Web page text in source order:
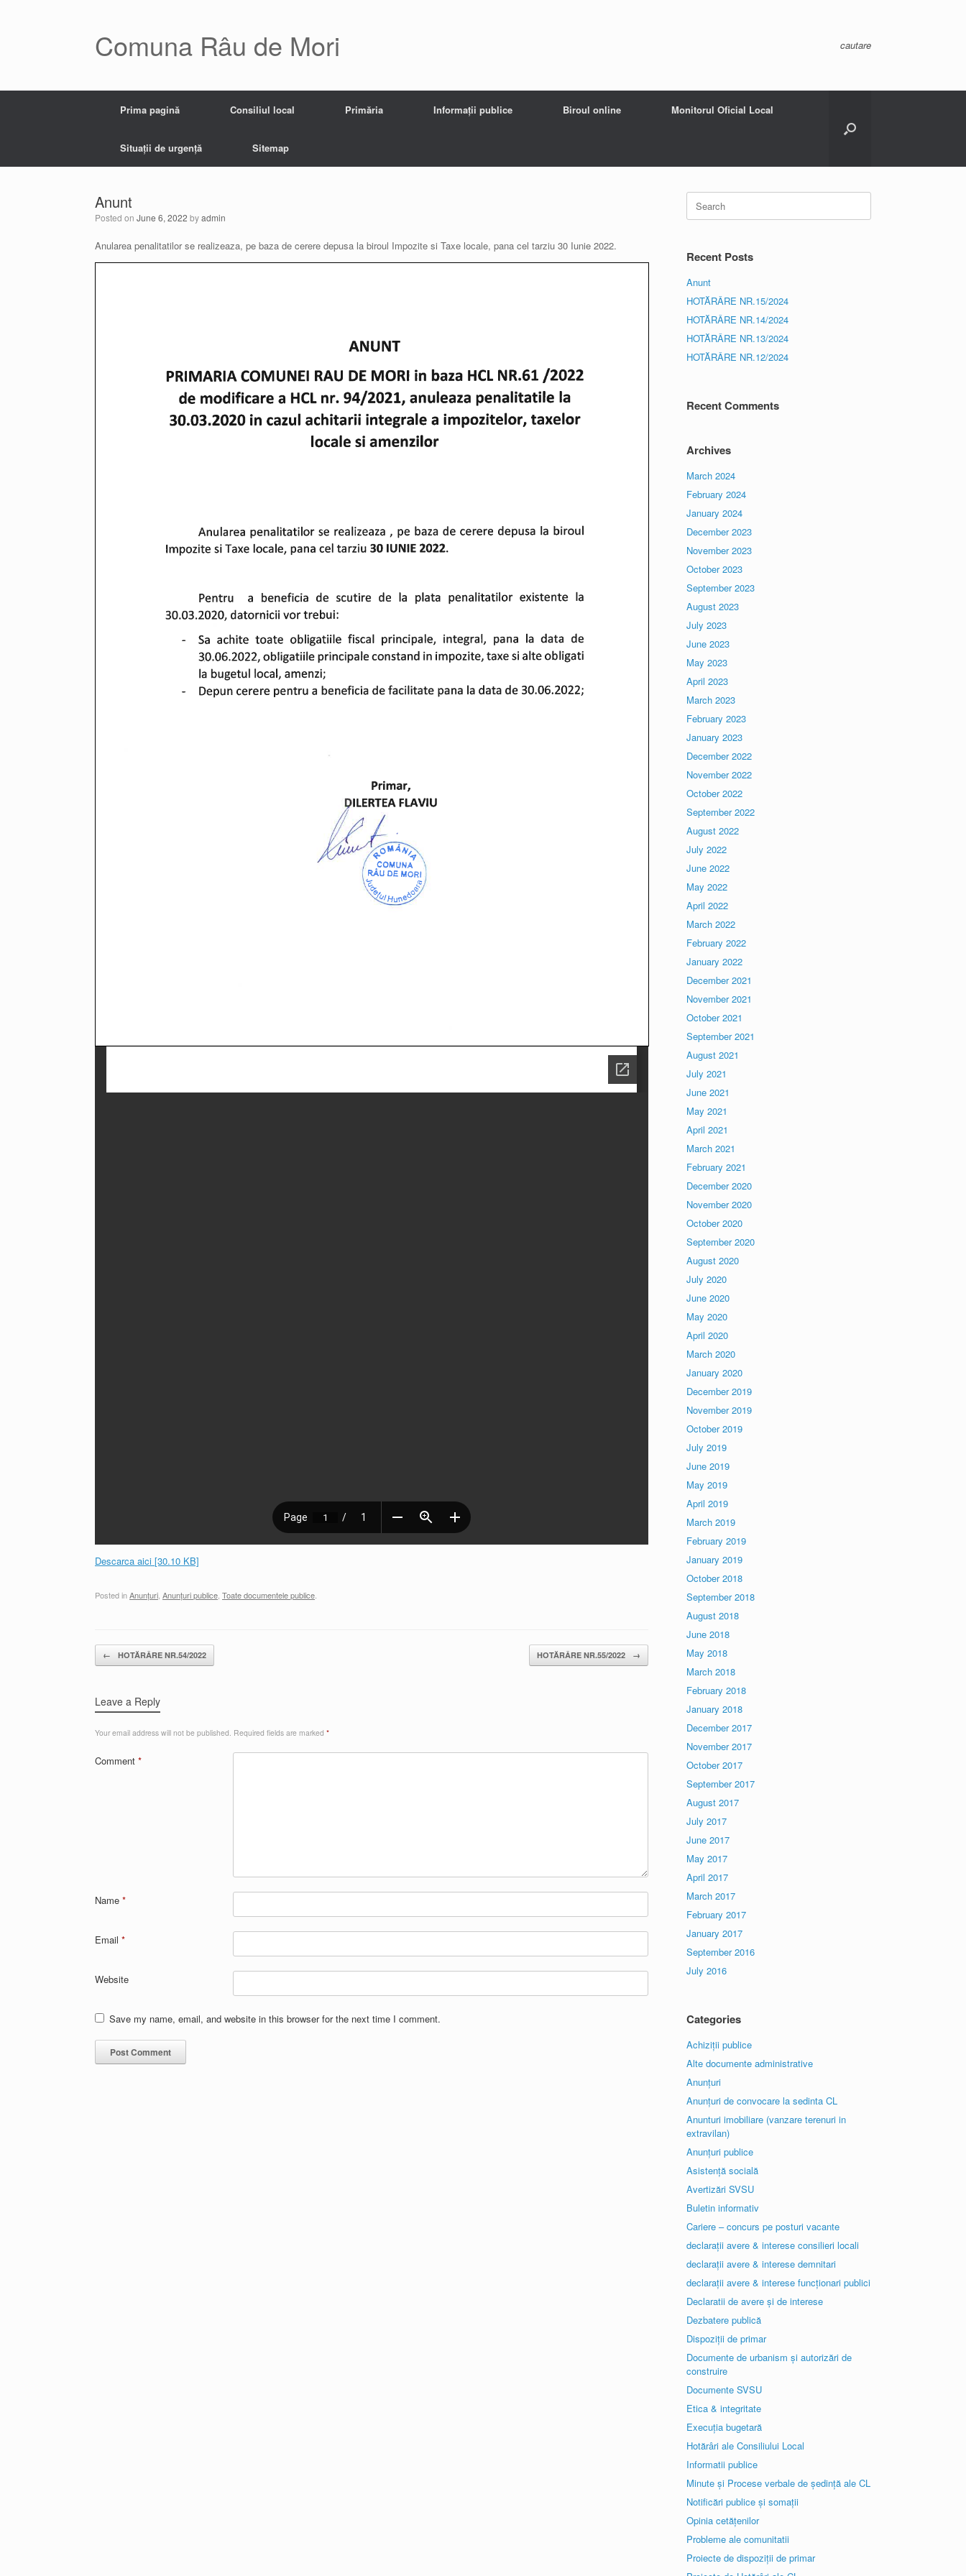
Comuna Râu de Mori cautare
Prima pagină Consiliul local Primăria Informații publice Biroul online Monitorul Oficial Local
Situații de urgență Sitemap
Anunt
Posted on June 6, 2022 byadmin
Anularea penalitatilor se realizeaza, pe baza de cerere depusa la biroul Impozite si Taxe locale, pana cel tarziu 30 Iunie 2022.
Descarca aici [30.10 KB]
Posted inAnunțuri Anunțuri publice Toate documentele publice
Post navigation
← HOTĂRÂRE NR.54/2022 HOTĂRÂRE NR.55/2022 →
Leave a Reply
Your email address will not be published. Required fields are marked *
Comment *
Name *
Email *
Website
Save my name, email, and website in this browser for the next time I comment.
Search
for:
Recent Posts
Anunt
HOTĂRÂRE NR.15/2024
HOTĂRÂRE NR.14/2024
HOTĂRÂRE NR.13/2024
HOTĂRÂRE NR.12/2024
Recent Comments
Archives
March 2024
February 2024
January 2024
December 2023
November 2023
October 2023
September 2023
August 2023
July 2023
June 2023
May 2023
April 2023
March 2023
February 2023
January 2023
December 2022
November 2022
October 2022
September 2022
August 2022
July 2022
June 2022
May 2022
April 2022
March 2022
February 2022
January 2022
December 2021
November 2021
October 2021
September 2021
August 2021
July 2021
June 2021
May 2021
April 2021
March 2021
February 2021
December 2020
November 2020
October 2020
September 2020
August 2020
July 2020
June 2020
May 2020
April 2020
March 2020
January 2020
December 2019
November 2019
October 2019
July 2019
June 2019
May 2019
April 2019
March 2019
February 2019
January 2019
October 2018
September 2018
August 2018
June 2018
May 2018
March 2018
February 2018
January 2018
December 2017
November 2017
October 2017
September 2017
August 2017
July 2017
June 2017
May 2017
April 2017
March 2017
February 2017
January 2017
September 2016
July 2016
Categories
Achiziții publice
Alte documente administrative
Anunțuri
Anunțuri de convocare la sedinta CL
Anunturi imobiliare (vanzare terenuri in
extravilan)
Anunțuri publice
Asistență socială
Avertizări SVSU
Buletin informativ
Cariere – concurs pe posturi vacante
declarații avere & interese consilieri locali
declarații avere & interese demnitari
declarații avere & interese funcționari publici
Declaratii de avere și de interese
Dezbatere publică
Dispoziții de primar
Documente de urbanism și autorizări de
construire
Documente SVSU
Etica & integritate
Execuția bugetară
Hotărâri ale Consiliului Local
Informatii publice
Minute și Procese verbale de ședință ale CL
Notificări publice și somații
Opinia cetățenilor
Probleme ale comunitatii
Proiecte de dispoziții de primar